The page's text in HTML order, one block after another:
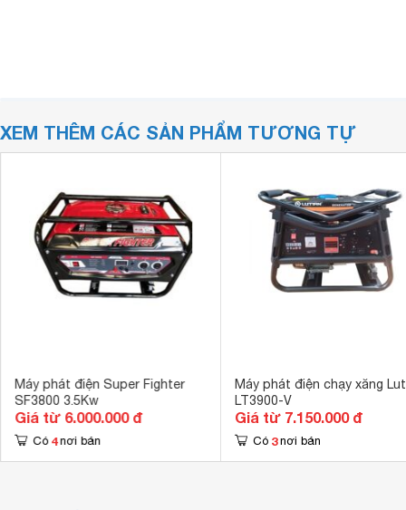
XEM THÊM CÁC SẢN PHẨM TƯƠNG TỰ
Máy phát điện Super Fighter
SF3800 3.5Kw
Giá từ 6.000.000 đ
Có 4 nơi bán
Máy phát điện chạy xăng
LT3900-V
Giá từ 7.150.000 đ
Có 3 nơi bán